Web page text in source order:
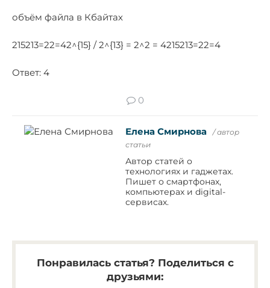
объём файла в Кбайтах
215213=22=42^{15} / 2^{13} = 2^2 = 4215213=22=4
Ответ: 4
0
Елена Смирнова
/ автор
статьи
Автор статей о
технологиях и гаджетах.
Пишет о смартфонах,
компьютерах и digital-
сервисах.
Понравилась статья? Поделиться с
друзьями: